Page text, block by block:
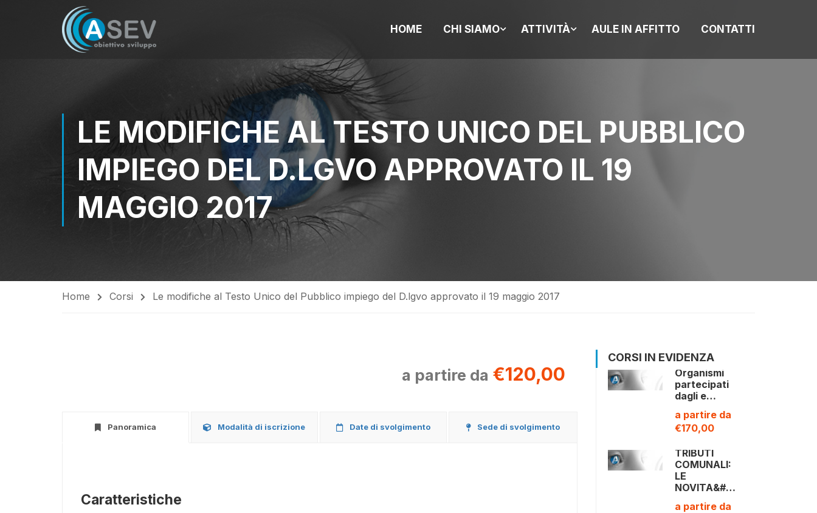
HOME CHI SIAMO ATTIVITÀ AULE IN AFFITTO CONTATTI
LE MODIFICHE AL TESTO UNICO DEL PUBBLICO
IMPIEGO DEL D.LGVO APPROVATO IL 19
MAGGIO 2017
Home Corsi Le modifiche al Testo Unico del Pubblico impiego del D.lgvo approvato il 19 maggio 2017
a partire da €120,00
Panoramica Modalità di iscrizione Date di svolgimento Sede di svolgimento
Caratteristiche
CORSI IN EVIDENZA
Organismi
partecipati
dagli e…
a partire da
€170,00
TRIBUTI
COMUNALI:
LE
NOVITA&#…
a partire da